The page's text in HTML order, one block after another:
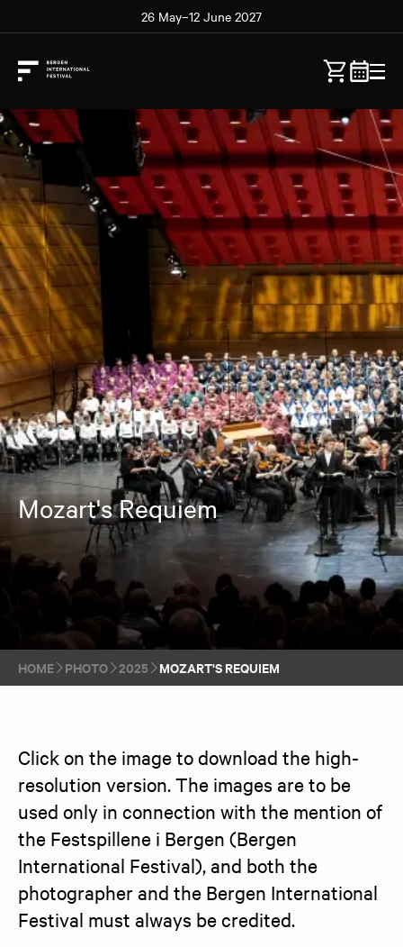
26 May–12 June 2027
Mozart's Requiem
HOME PHOTO 2025 MOZART'S REQUIEM
Click on the image to download the high-
resolution version. The images are to be
used only in connection with the mention of
the Festspillene i Bergen (Bergen
International Festival), and both the
photographer and the Bergen International
Festival must always be credited.